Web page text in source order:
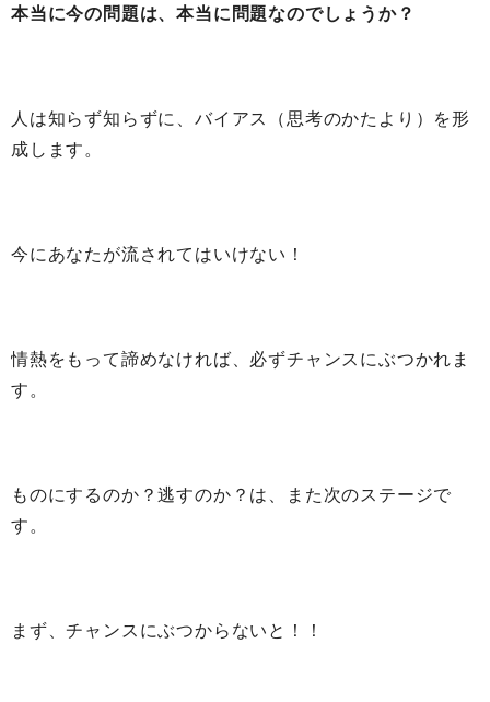
本当に今の問題は、本当に問題なのでしょうか？
人は知らず知らずに、バイアス（思考のかたより）を形
成します。
今にあなたが流されてはいけない！
情熱をもって諦めなければ、必ずチャンスにぶつかれま
す。
ものにするのか？逃すのか？は、また次のステージで
す。
まず、チャンスにぶつからないと！！